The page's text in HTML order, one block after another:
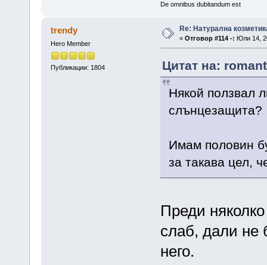
De omnibus dubitandum est
trendy
Hero Member
Публикации: 1804
Re: Натурална
« Отговор #114 -: Юли 14,
Цитат на:
Някой ползвал
слънцезащита?
Имам половин
за такава цел,
Преди
слаб, дали не
него.